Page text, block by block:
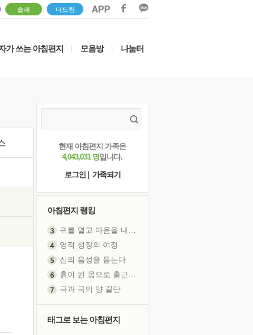
솔패 더드림
가 쓰는 아침편지 모음방 나눔터
현재 아침편지 가족은
4,043,031 명입니다.
로그인
가족되기
아침편지 랭킹
귀를 열고 마음을 내어주고
영적 성장의 여정
신의 음성을 듣는다
흙이 된 몸으로 출근하는 여자
극과 극의 양 끝단
태그로 보는 아침편지